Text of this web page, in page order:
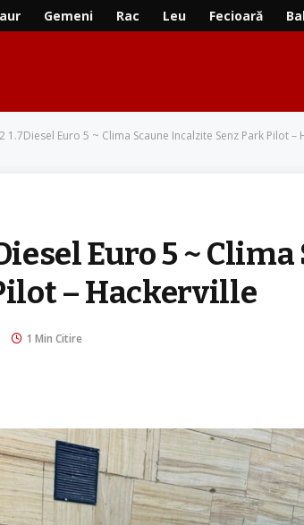
Gemeni Rac Leu Fecioară
1.7Diesel Euro 5 ~ Clima Scaune Incalzite Senz Park Pilot –
Euro 5 ~
– Hackerville
1 Min Citire